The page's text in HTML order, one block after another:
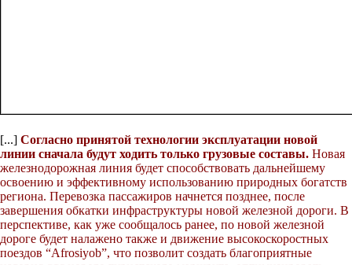
[...] Согласно принятой технологии эксплуатации новой
линии сначала будут ходить только грузовые составы. Новая
железнодорожная линия будет способствовать дальнейшему
освоению и эффективному использованию природных богатств
региона. Перевозка пассажиров начнется позднее, после
завершения обкатки инфраструктуры новой железной дороги. В
перспективе, как уже сообщалось ранее, по новой железной
дороге будет налажено также и движение высокоскоростных
поездов “Afrosiyob”, что позволит создать благоприятные